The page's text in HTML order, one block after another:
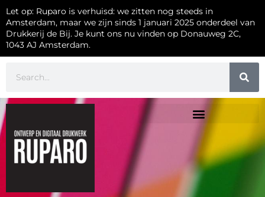
Let op: Ruparo is verhuisd: we zitten nog steeds in
Amsterdam, maar we zijn sinds 1 januari 2025 onderdeel van
Drukkerij de Bij. Je kunt ons nu vinden op Donauweg 2C,
1043 AJ Amsterdam.